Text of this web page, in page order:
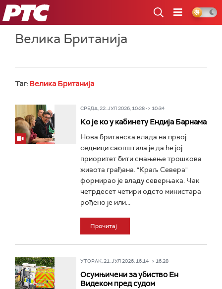
РТС
Велика Британија
Таг: Велика Британија
СРЕДА, 22. ЈУЛ 2026, 10:28 -> 10:34
Ко је ко у кабинету Ендија Барнама
Нова британска влада на првој
седници саопштила је да ће јој
приоритет бити смањење трошкова
живота грађана. "Краљ Севера"
формирао је владу северњака. Чак
четрдесет четири одсто министара
рођено је или...
Прочитај
УТОРАК, 21. ЈУЛ 2026, 16:14 -> 16:28
Осумњичени за убиство Ен
Видеком пред судом